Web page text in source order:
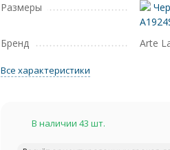
Размеры
Бренд
Arte
Все характеристики
В наличии 43 шт.